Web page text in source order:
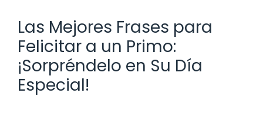
Las Mejores Frases para
Felicitar a un Primo:
¡Sorpréndelo en Su Día
Especial!